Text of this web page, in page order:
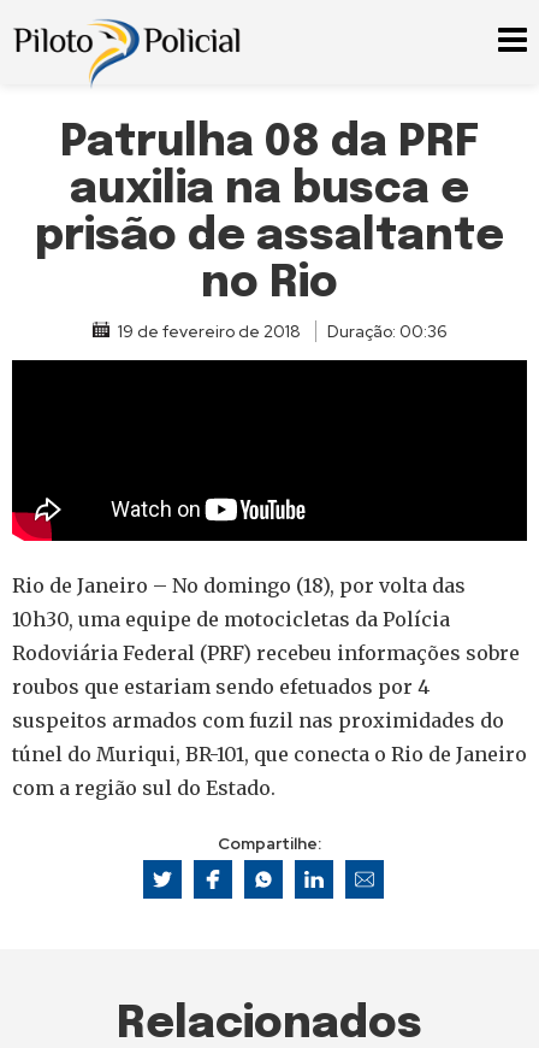
Patrulha 08 da PRF
auxilia na busca e
prisão de assaltante
no Rio
19 de fevereiro de 2018 Duração: 00:36
Rio de Janeiro – No domingo (18), por volta das
10h30, uma equipe de motocicletas da Polícia
Rodoviária Federal (PRF) recebeu informações sobre
roubos que estariam sendo efetuados por 4
suspeitos armados com fuzil nas proximidades do
túnel do Muriqui, BR-101, que conecta o Rio de Janeiro
com a região sul do Estado.
Compartilhe:
Relacionados